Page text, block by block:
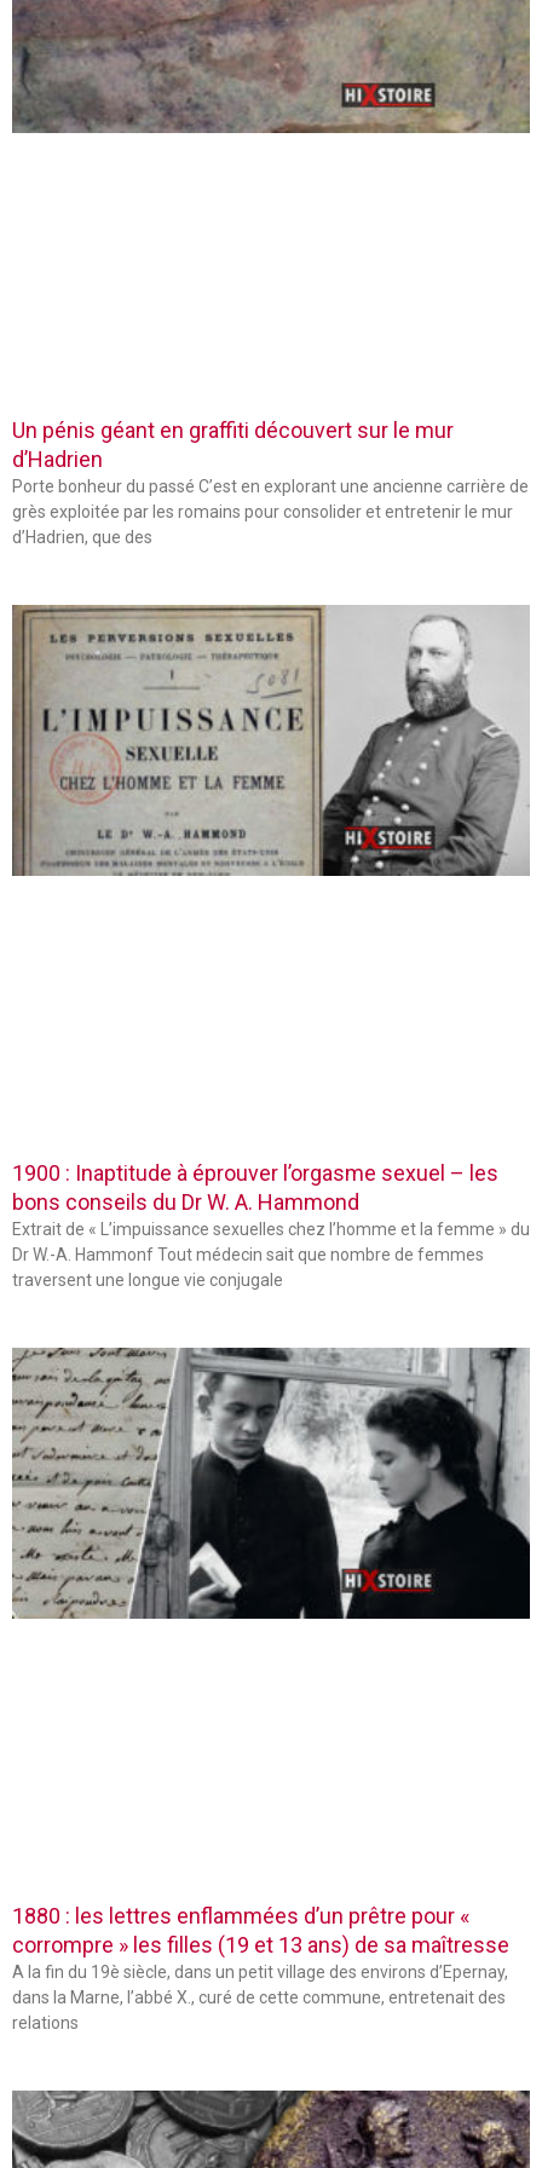
Un pénis géant en graffiti découvert sur le mur
d’Hadrien
Porte bonheur du passé C’est en explorant une ancienne carrière de
grès exploitée par les romains pour consolider et entretenir le mur
d’Hadrien, que des
1900 : Inaptitude à éprouver l’orgasme sexuel – les
bons conseils du Dr W. A. Hammond
Extrait de « L’impuissance sexuelles chez l’homme et la femme » du
Dr W.-A. Hammonf Tout médecin sait que nombre de femmes
traversent une longue vie conjugale
1880 : les lettres enflammées d’un prêtre pour «
corrompre » les filles (19 et 13 ans) de sa maîtresse
A la fin du 19è siècle, dans un petit village des environs d’Epernay,
dans la Marne, l’abbé X., curé de cette commune, entretenait des
relations